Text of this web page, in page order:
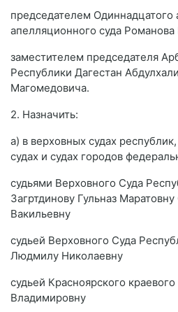
председателем Одиннадцатого
апелляционного суда
заместителем председателя
Республики Дагестан
Магомедовича.
2. Назначить:
а) в верховных судах
судах и судах городов
судьями Верховного Суда
Загртдинову Гульназ
Вакильевну
судьей Верховного Суда
Людмилу Николаевну
судьей Красноярского
Владимировну